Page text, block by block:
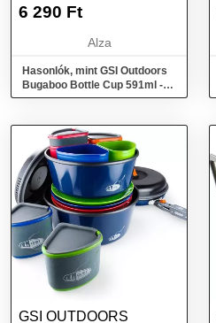
6 290 Ft
Alza
Hasonlók, mint GSI Outdoors
Bugaboo Bottle Cup 591ml -
kék
GSI OUTDOORS